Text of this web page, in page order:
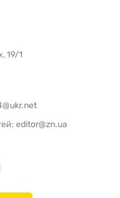
19/1
editor@zn.ua